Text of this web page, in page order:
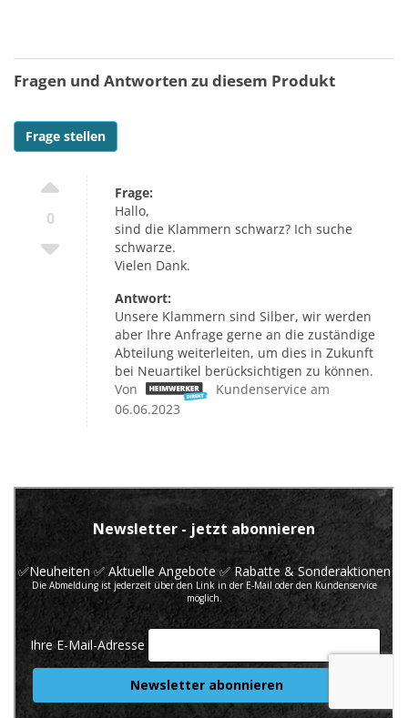
Fragen und Antworten zu diesem Produkt
Frage stellen
0
Frage:
Hallo,
sind die Klammern schwarz? Ich suche
schwarze.
Vielen Dank.
Antwort:
Unsere Klammern sind Silber, wir werden
aber Ihre Anfrage gerne an die zuständige
Abteilung weiterleiten, um dies in Zukunft
bei Neuartikel berücksichtigen zu können.
Von
Kundenservice am
06.06.2023